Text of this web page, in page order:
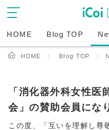
HOME Blog TOP
HOME Blog TOP
「消化器外科女性医
会」の賛助会員にな
この度、「互いを理解し尊